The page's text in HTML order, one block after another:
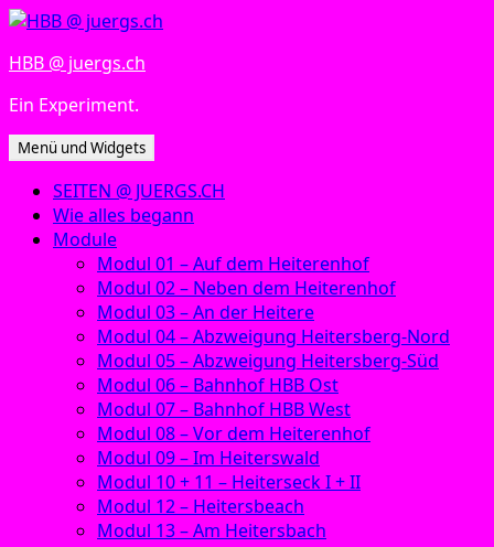
Zum
springen
HBB @ juergs.ch
Ein Experiment.
Menü und Widgets
SEITEN @ JUERGS.CH
Wie alles begann
Module
Modul 01 – Auf dem Heiterenhof
Modul 02 – Neben dem Heiterenhof
Modul 03 – An der Heitere
Modul 04 – Abzweigung Heitersberg-Nord
Modul 05 – Abzweigung Heitersberg-Süd
Modul 06 – Bahnhof HBB Ost
Modul 07 – Bahnhof HBB West
Modul 08 – Vor dem Heiterenhof
Modul 09 – Im Heiterswald
Modul 10 + 11 – Heiterseck I + II
Modul 12 – Heitersbeach
Modul 13 – Am Heitersbach